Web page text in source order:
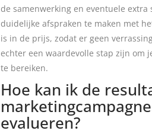
de samenwerking en eventuele
duidelijke afspraken te maken met
is in de prijs, zodat er geen
echter een waardevolle stap zijn om
te bereiken.
Hoe kan ik de
evalueren?